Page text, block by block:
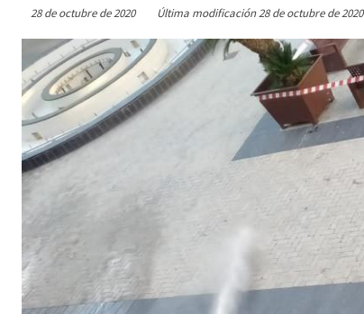
28 de octubre de 2020 Última modificación28 de octubre de 2020